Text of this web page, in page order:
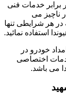
برابر خدمات فنی
ناچیز می
در هر شرایطی تنها
استفاده نمائید.
خودرو در
اختصاصی
می باشد.